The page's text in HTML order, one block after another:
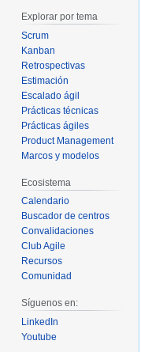
Explorar por tema
Scrum
Kanban
Retrospectivas
Estimación
Escalado ágil
Prácticas técnicas
Prácticas ágiles
Product Management
Marcos y modelos
Ecosistema
Calendario
Buscador de centros
Convalidaciones
Club Agile
Recursos
Comunidad
Síguenos en:
LinkedIn
Youtube